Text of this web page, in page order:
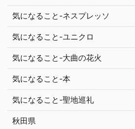
気になること-ネスプレッソ
気になること-ユニクロ
気になること-大曲の花火
気になること-本
気になること-聖地巡礼
秋田県